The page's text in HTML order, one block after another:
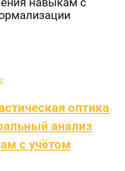
оптика
анализ
с учётом